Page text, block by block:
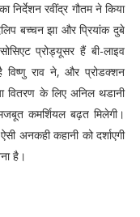
रवींद्र गौतम ने किया
बच्चन झा और प्रियांक दुबे
प्रोड्यूसर हैं बी-लाइव
राव ने, और प्रोडक्शन
वितरण के लिए अनिल थडानी
कमर्शियल बढ़त मिलेगी।
अनकही कहानी को दर्शाएगी
है।